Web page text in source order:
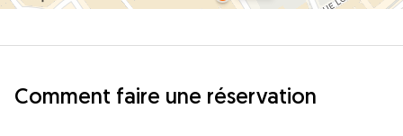
Comment faire une réservation